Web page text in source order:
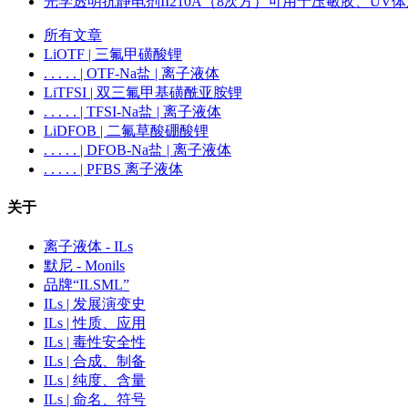
所有文章
LiOTF | 三氟甲磺酸锂
. . . . . | OTF-Na盐 | 离子液体
LiTFSI | 双三氟甲基磺酰亚胺锂
. . . . . | TFSI-Na盐 | 离子液体
LiDFOB | 二氟草酸硼酸锂
. . . . . | DFOB-Na盐 | 离子液体
. . . . . | PFBS 离子液体
关于
离子液体 - ILs
默尼 - Monils
品牌“ILSML”
ILs | 发展演变史
ILs | 性质、应用
ILs | 毒性安全性
ILs | 合成、制备
ILs | 纯度、含量
ILs | 命名、符号